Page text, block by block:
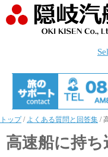
トップ/ よくある質問と回答集 /
高速船に持